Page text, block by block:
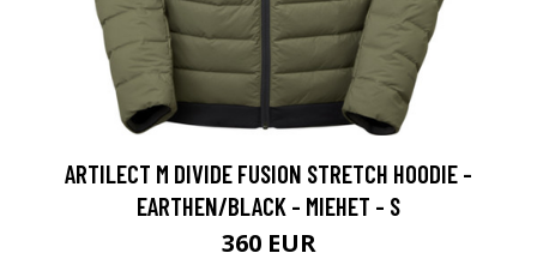
ARTILECT M DIVIDE FUSION STRETCH HOODIE -
EARTHEN/BLACK - MIEHET - S
360 EUR